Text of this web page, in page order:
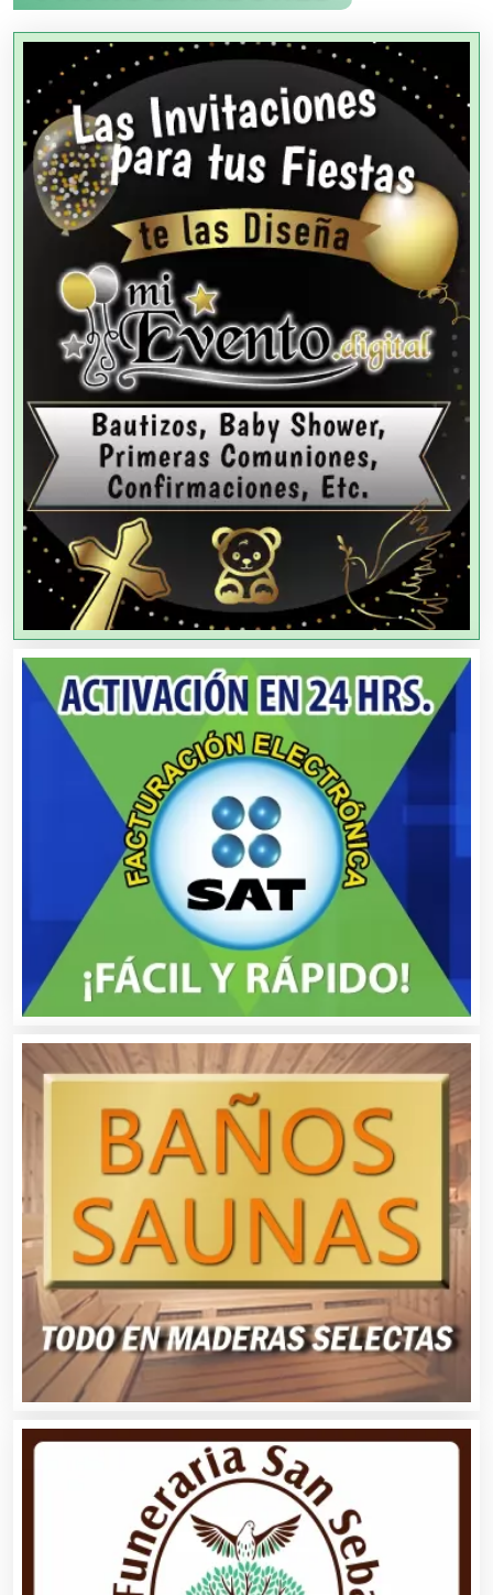
Agencias Aduanales
Agencias de Autos
Agencias de Cobranza
Agencias de Colocación
Agencias de Modelos
Agencias de Publicidad
Agencias de Viajes
Agricultores
Agricultura y Ganadería
Agua Purificada
Aire Acondicionado
Alarmas
Albercas
Alimentos
Almacenaje
Alquiler de Autos
Alquiler de Equipos para Fiestas
Alquiler de Sillas y Mesas
Alquiler de Trajes de Etiqueta